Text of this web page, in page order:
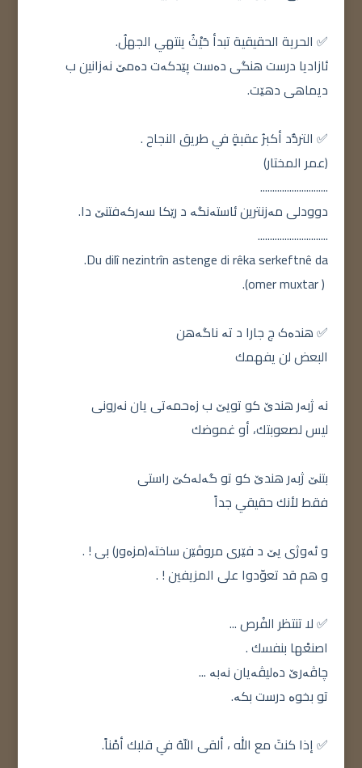
✅ الحرية الحقيقية تبدأ حَيْثُ ينتهي الجهلُ.
ئازادیا درست هنگی دەست پێدکەت دەمێ نەزانین ب
دیماهی دهێت.
✅ التردُّد أكبرُ عقبةٍ في طريق النجاح .
(عمر المختار)
............................
دوودلی مەزنترین ئاستەنگە د رێکا سەرکەفتنێ دا.
.............................
Du dilî nezintrîn astenge di rêka serkeftnê da.
( omer muxtar).
✅ هندەک چ جارا د تە ناگەهن
البعض لن يفهمك
نە ژبەر هندێ کو تویێ ب زەحمەتی یان نەرونی
ليس لصعوبتك، أو غموضك
بتنێ ژبەر هندێ کو تو گەلەکێ راستی
فقط لأنك حقيقي جداً
و ئەوژی یێ د فێری مروڤێن ساختە(مزەور) بی ! .
و هم قد تعوّدوا على المزيفين ! .
✅ لا تنتظر الفُرص ...
اصنعْها بنفسك .
چاڤەرێ دەلیڤەیان نەبە ...
تو بخوە درست بکە.
✅ إذا كنتَ مع الله ، ألقى اللّهُ في قلبك أمْناً.